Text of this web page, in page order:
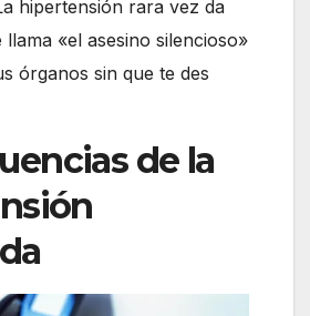
hipertensión rara vez da
llama «el asesino silencioso»
órganos sin que te des
de la